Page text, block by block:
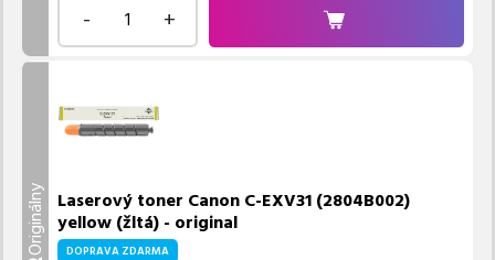
- +
Originálny Laserový toner Canon C-EXV31 (2804B002)
yellow (žltá) - original
DOPRAVA ZDARMA